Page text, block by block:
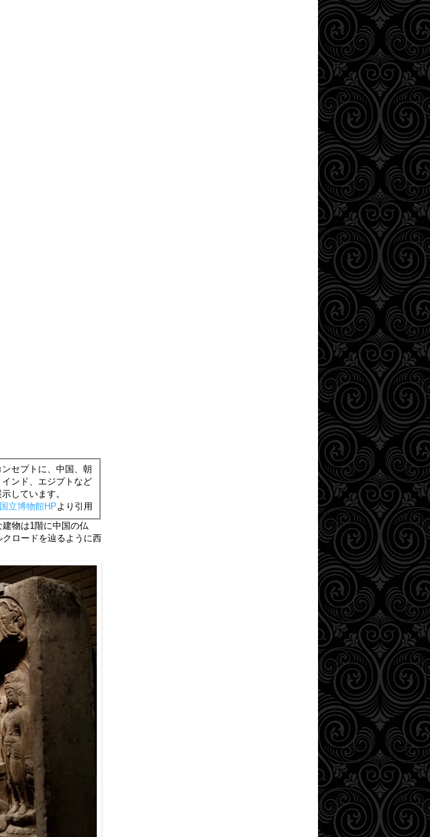
ンセプトに、中国、朝
ンド、エジプトなど
しています。
立博物館HPより引用
物は1階に中国の仏
ロードを辿るように西